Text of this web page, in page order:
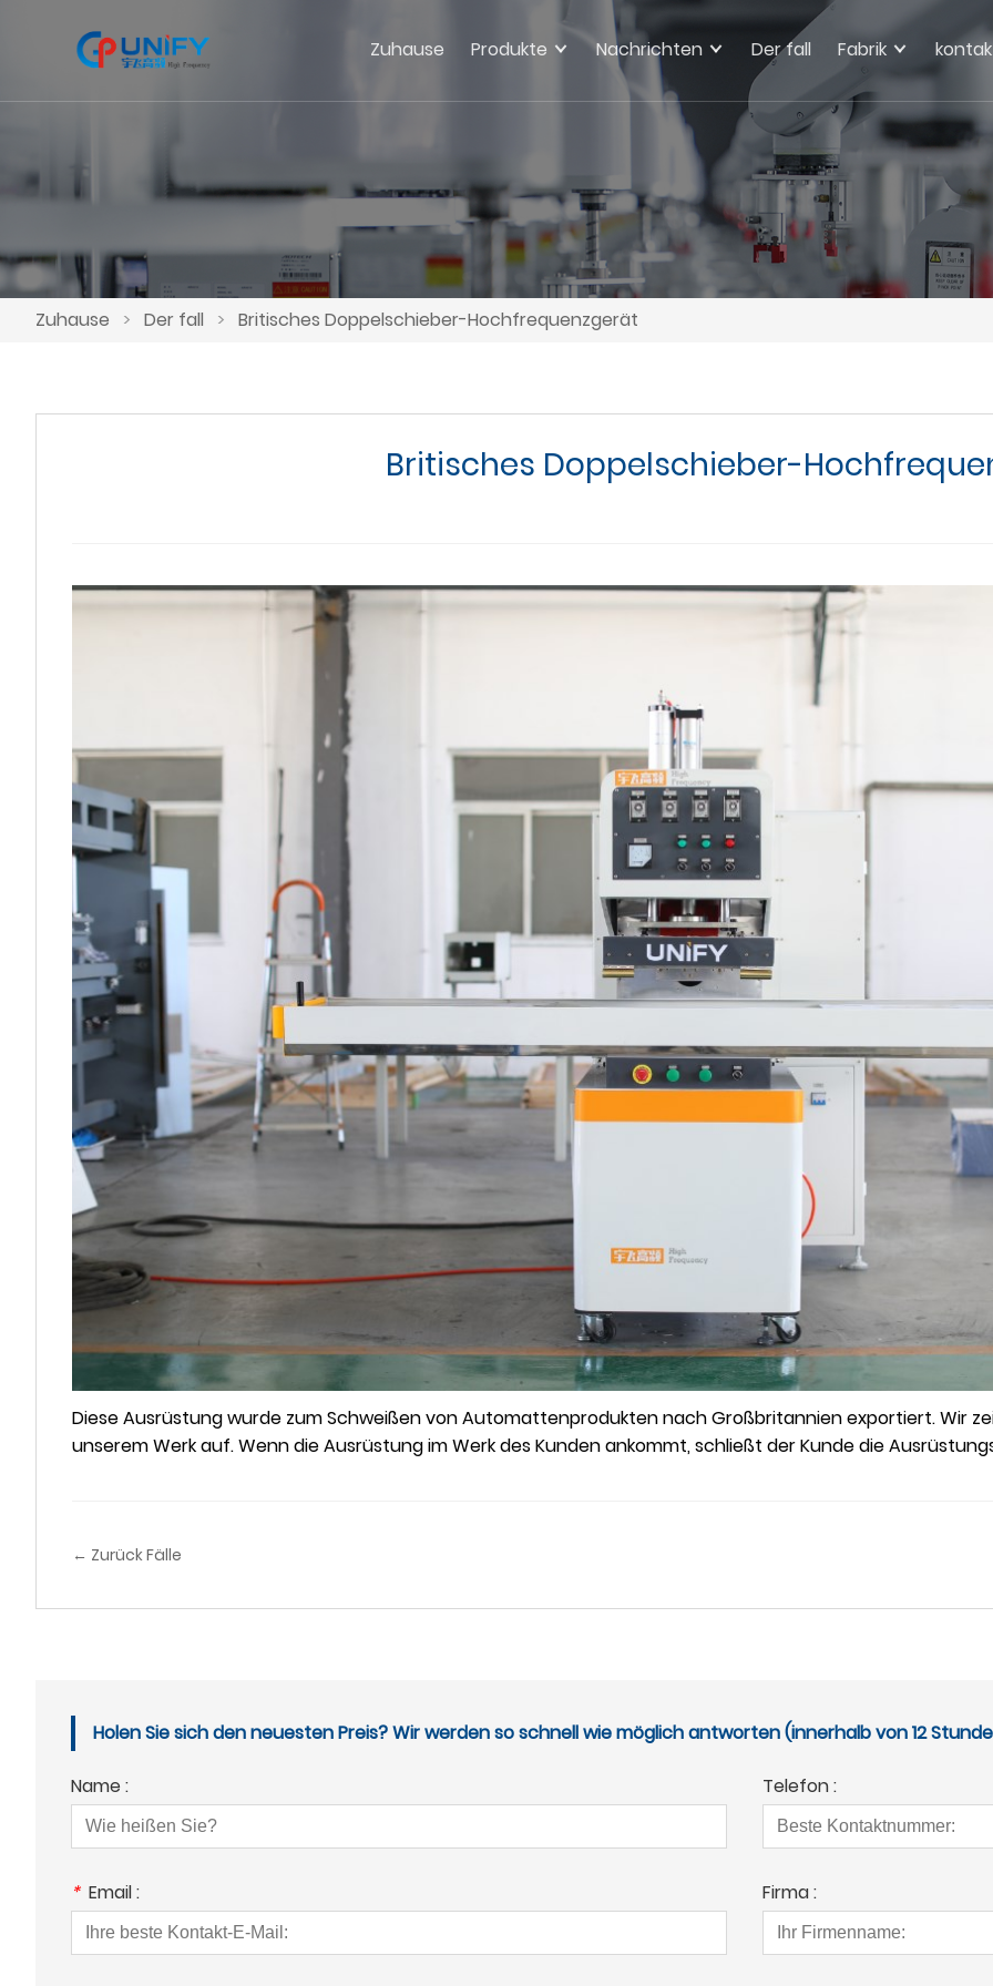
Zuhause Produkte Nachrichten Der fall Fabrik
Zuhause > Der fall > Britisches Doppelschieber-Hochfrequenzgerät
Britisches Doppelschieber-
Diese Ausrüstung wurde zum Schweißen von Automattenprodukten nach Großbritannien exportiert. Wir
unserem Werk auf. Wenn die Ausrüstung im Werk des Kunden ankommt, schließt der Kunde die
← Zurück Fälle
Holen Sie sich den neuesten Preis? Wir werden so schnell wie möglich antworten (innerhalb von 12
Name : Telefon :
* Email : Firma :